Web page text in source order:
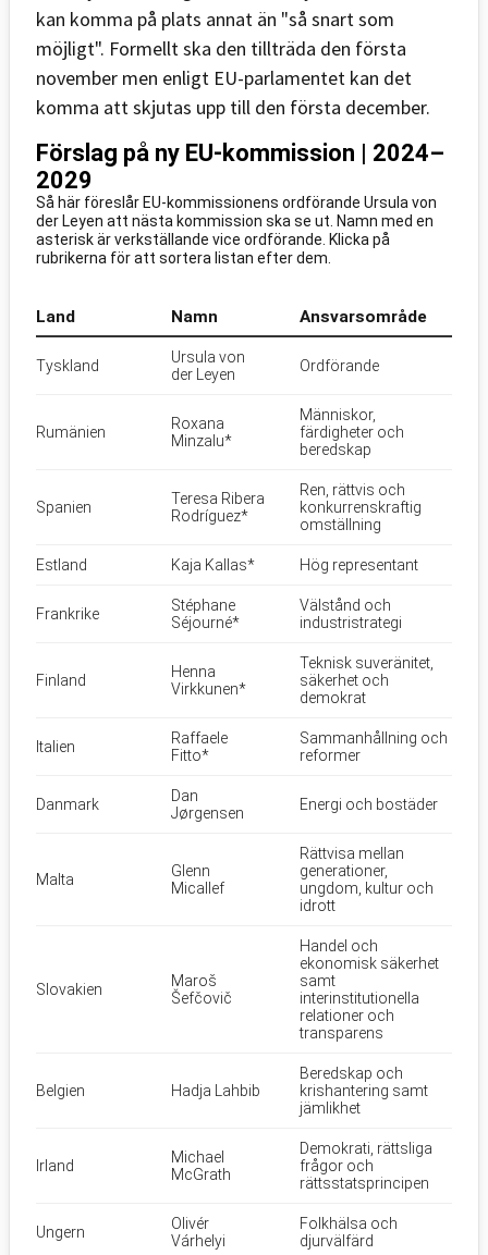
kan komma på plats annat än "så snart som
möjligt". Formellt ska den tillträda den första
november men enligt EU-parlamentet kan det
komma att skjutas upp till den första december.